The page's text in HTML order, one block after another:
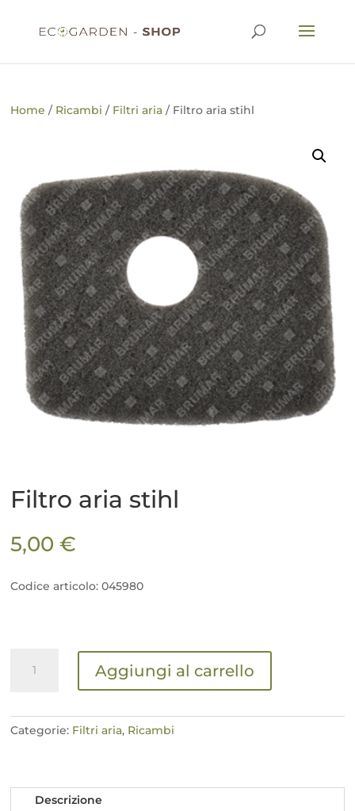
Home / Ricambi / Filtri aria / Filtro aria stihl
Filtro aria stihl
5,00€
Codice articolo: 045980
Aggiungi al carrello
Categorie: Filtri aria, Ricambi
Descrizione